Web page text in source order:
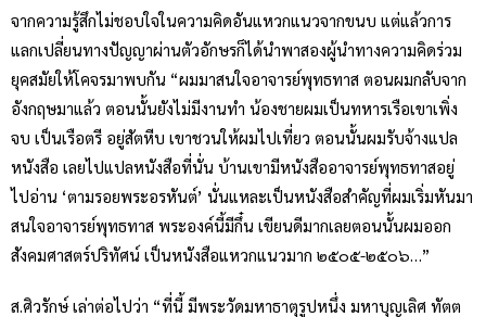
จากความรู้สึกไม่ชอบใจในความคิดอันแหวกแนวจากขนบ แต่แล้วการ
แลกเปลี่ยนทางปัญญาผ่านตัวอักษรก็ได้นำพาสองผู้นำทางความคิดร่วม
ยุคสมัยให้โคจรมาพบกัน “ผมมาสนใจอาจารย์พุทธทาส ตอนผมกลับจาก
อังกฤษมาแล้ว ตอนนั้นยังไม่มีงานทำ น้องชายผมเป็นทหารเรือเขาเพิ่ง
จบ เป็นเรือตรี อยู่สัตหีบ เขาชวนให้ผมไปเที่ยว ตอนนั้นผมรับจ้างแปล
หนังสือ เลยไปแปลหนังสือที่นั่น บ้านเขามีหนังสืออาจารย์พุทธทาสอยู่
ไปอ่าน ‘ตามรอยพระอรหันต์’ นั่นแหละเป็นหนังสือสำคัญที่ผมเริ่มหันมา
สนใจอาจารย์พุทธทาส พระองค์นี้มีกึ๋น เขียนดีมากเลยตอนนั้นผมออก
สังคมศาสตร์ปริทัศน์ เป็นหนังสือแหวกแนวมาก ๒๕๐๕-๒๕๐๖…”
ส.ศิวรักษ์ เล่าต่อไปว่า “ที่นี้ มีพระวัดมหาธาตุรูปหนึ่ง มหาบุญเลิศ ทัตต